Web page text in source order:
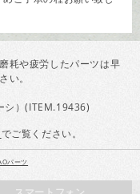
耗や疲労したパーツは早
い。
シ）(ITEM.19436)
でご覧ください。
パーツ